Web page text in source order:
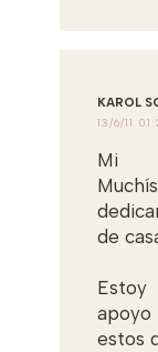
KAROL
13/6/11
Mi
de
estos